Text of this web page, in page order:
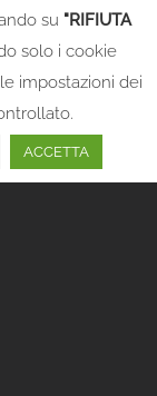
su "RIFIUTA
solo i cookie
impostazioni dei
ACCETTA